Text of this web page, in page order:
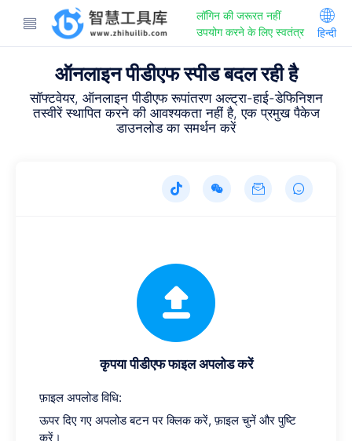
लॉगिन की जरूरत नहीं
उपयोग करने के लिए स्वतंत्र
हिन्दी
ऑनलाइन पीडीएफ स्पीड बदल रही है
सॉफ्टवेयर, ऑनलाइन पीडीएफ रूपांतरण अल्ट्रा-हाई-डेफिनिशन
तस्वीरें स्थापित करने की आवश्यकता नहीं है, एक प्रमुख पैकेज
डाउनलोड का समर्थन करें
कृपया पीडीएफ फाइल अपलोड करें
फ़ाइल अपलोड विधि:
ऊपर दिए गए अपलोड बटन पर क्लिक करें, फ़ाइल चुनें और पुष्टि
करें।